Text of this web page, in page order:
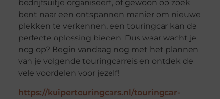
bedrijfsuitje organiseert, of gewoon op zoek
bent naar een ontspannen manier om nieuwe
plekken te verkennen, een touringcar kan de
perfecte oplossing bieden. Dus waar wacht je
nog op? Begin vandaag nog met het plannen
van je volgende touringcarreis en ontdek de
vele voordelen voor jezelf!
https://kuipertouringcars.nl/touringcar-